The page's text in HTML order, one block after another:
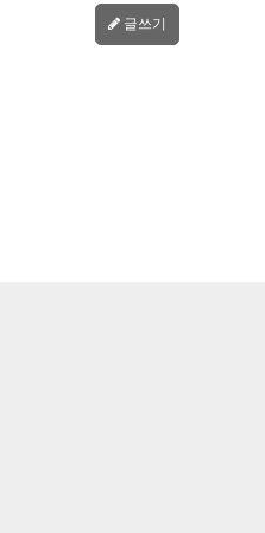
글쓰기